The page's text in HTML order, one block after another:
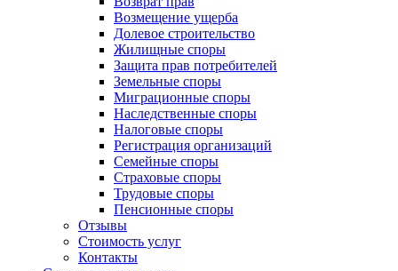
Возмещение ущерба
Долевое строительство
Жилищные споры
Защита прав потребителей
Земельные споры
Миграционные споры
Наследственные споры
Налоговые споры
Регистрация организаций
Семейные споры
Страховые споры
Трудовые споры
Пенсионные споры
Отзывы
Стоимость услуг
Контакты